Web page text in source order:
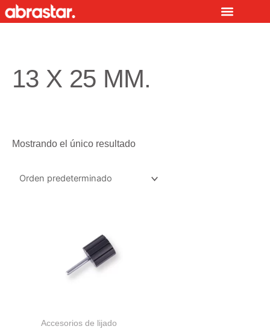
al
13 X 25 MM.
Mostrando el único resultado
Accesorios de lijado